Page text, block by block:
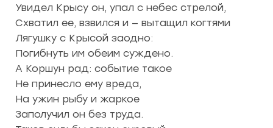
Увидел Крысу он, упал с небес стрелой,
Схватил ее, взвился и — вытащил когтями
Лягушку с Крысой заодно:
Погибнуть им обеим суждено.
А Коршун рад: событие такое
Не принесло ему вреда,
На ужин рыбу и жаркое
Заполучил он без труда.